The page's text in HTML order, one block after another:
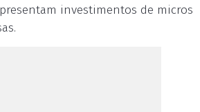
investimentos de micros